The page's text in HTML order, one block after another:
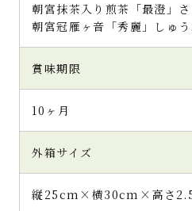
朝宮抹茶入り煎茶「最澄」
朝宮冠雁ヶ音「秀麗」しゅ
賞味期限
10ヶ月
外箱サイズ
縦25cm×横30cm×高さ